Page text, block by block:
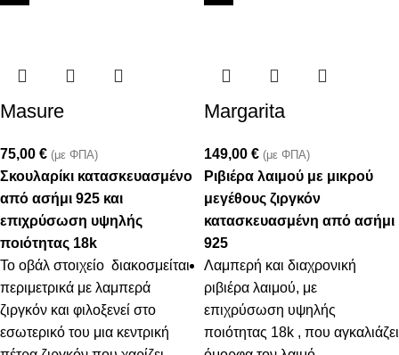
Masure
75,00 € (με ΦΠΑ)
Σκουλαρίκι κατασκευασμένο
από ασήμι 925 και
επιχρύσωση υψηλής
ποιότητας 18k
Το οβάλ στοιχείο διακοσμείται
περιμετρικά με λαμπερά
ζιργκόν και φιλοξενεί στο
εσωτερικό του μια κεντρική
Margarita
149,00 € (με ΦΠΑ)
Ριβιέρα λαιμού με μικρού
μεγέθους ζιργκόν
κατασκευασμένη από ασήμι
925
Λαμπερή και διαχρονική
ριβιέρα λαιμού, με
επιχρύσωση υψηλής
ποιότητας 18k , που αγκαλιάζει